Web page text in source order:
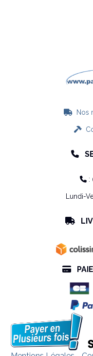
 Nos


 :
Lundi-

